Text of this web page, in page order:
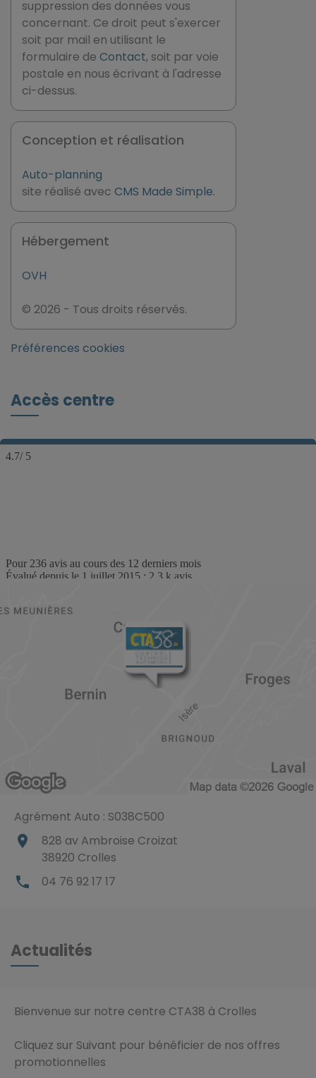
suppression des données vous
concernant. Ce droit peut s'exercer
soit par mail en utilisant le
formulaire de Contact, soit par voie
postale en nous écrivant à l'adresse
ci-dessus.
Conception et réalisation
Auto-planning
site réalisé avec CMS Made Simple.
Hébergement
OVH
© 2026 - Tous droits réservés.
Préférences cookies
Accès centre
Agrément Auto : S038C500
place
828 av Ambroise Croizat
38920 Crolles
local_phone 04 76 92 17 17
Actualités
Bienvenue sur notre centre CTA38 à Crolles
Cliquez sur Suivant pour bénéficier de nos offres
promotionnelles